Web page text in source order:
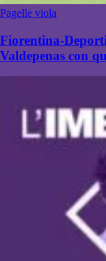
Pagelle viola
Fiorentina-
Valdepenas con